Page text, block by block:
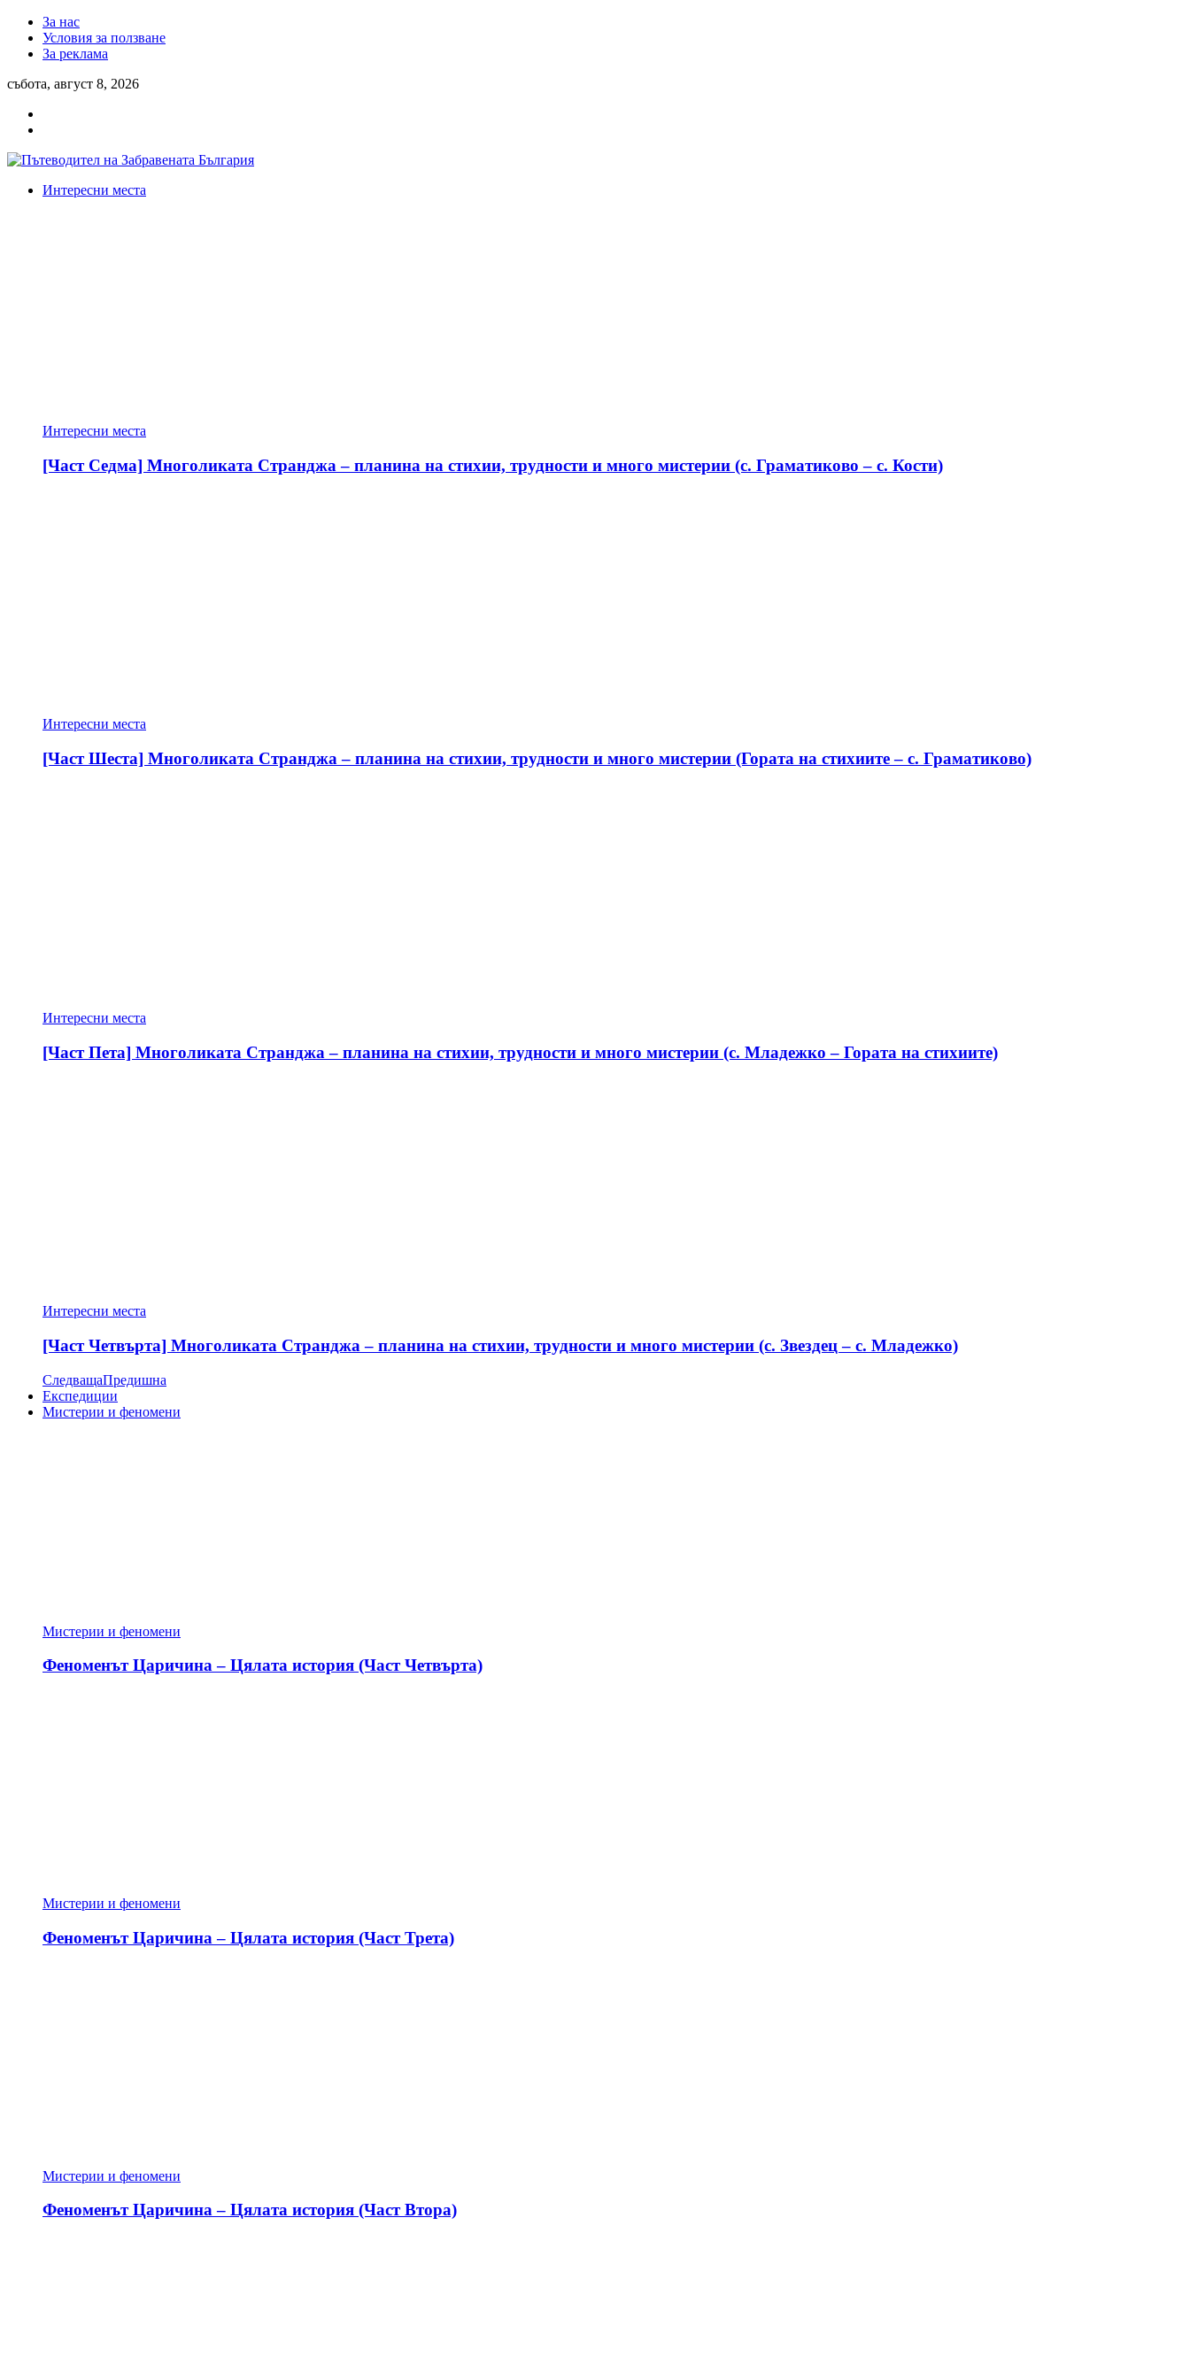
За нас
Условия за ползване
За реклама
събота, август 8, 2026
Интересни места
Интересни места
[Част Седма] Многоликата Странджа – планина на стихии, трудности и много мистерии (с. Граматиково – с. Кости)
Интересни места
[Част Шеста] Многоликата Странджа – планина на стихии, трудности и много мистерии (Гората на стихиите – с. Граматиково)
Интересни места
[Част Пета] Многоликата Странджа – планина на стихии, трудности и много мистерии (с. Младежко – Гората на стихиите)
Интересни места
[Част Четвърта] Многоликата Странджа – планина на стихии, трудности и много мистерии (с. Звездец – с. Младежко)
СледващаПредишна
Експедиции
Мистерии и феномени
Мистерии и феномени
Феноменът Царичина – Цялата история (Част Четвърта)
Мистерии и феномени
Феноменът Царичина – Цялата история (Част Трета)
Мистерии и феномени
Феноменът Царичина – Цялата история (Част Втора)